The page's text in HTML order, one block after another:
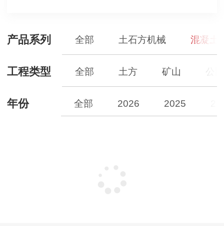
产品系列 全部 土石方机械 混凝土
工程类型 全部 土方 矿山 公
年份 全部 2026 2025